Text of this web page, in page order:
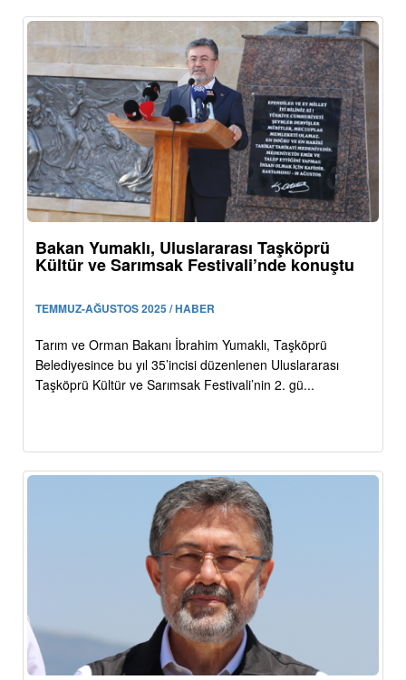
Bakan Yumaklı, Uluslararası Taşköprü
Kültür ve Sarımsak Festivali’nde konuştu
TEMMUZ-AĞUSTOS 2025 / HABER
Tarım ve Orman Bakanı İbrahim Yumaklı, Taşköprü
Belediyesince bu yıl 35’incisi düzenlenen Uluslararası
Taşköprü Kültür ve Sarımsak Festivali’nin 2. gü...